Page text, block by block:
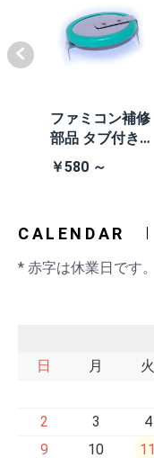
ファミコン補修
部品 タブ付きコ
イン電池(CR203
2)
￥580 ～
CALENDAR
* 赤字は休業日です。
日
月 火
2
3 4
9
10 11